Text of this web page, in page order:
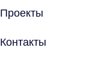
Проекты
Контакты